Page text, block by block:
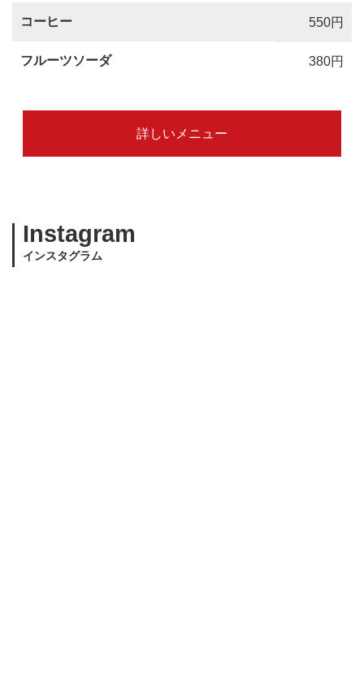
コーヒー 550円
フルーツソーダ 380円
詳しいメニュー
Instagram
インスタグラム